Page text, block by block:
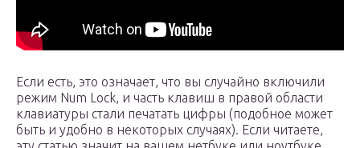
Если есть, это означает, что вы случайно включили
режим Num Lock, и часть клавиш в правой области
клавиатуры стали печатать цифры (подобное может
быть и удобно в некоторых случаях). Если читаете,